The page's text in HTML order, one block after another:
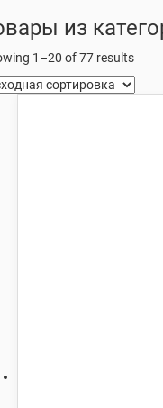
из
1–20 of 77 results